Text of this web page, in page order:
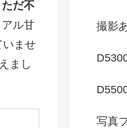
ただ不
ル甘
いませ
まし
撮影
写真